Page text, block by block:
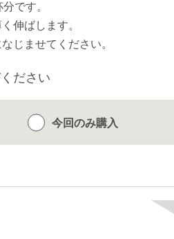
です。
伸ばします。
じませてください。
ださい
今回のみ購入